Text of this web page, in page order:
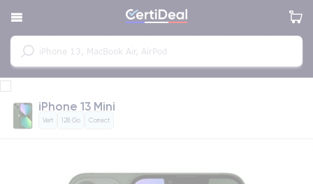
iPhone 13 Mini
Vert 128 Go Correct